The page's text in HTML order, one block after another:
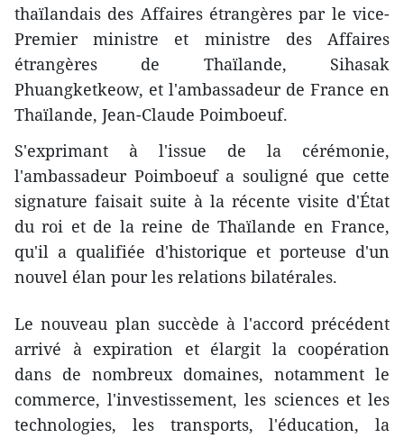
thaïlandais des Affaires étrangères par le vice-
Premier ministre et ministre des Affaires
étrangères de Thaïlande, Sihasak
Phuangketkeow, et l'ambassadeur de France en
Thaïlande, Jean-Claude Poimboeuf.
S'exprimant à l'issue de la cérémonie,
l'ambassadeur Poimboeuf a souligné que cette
signature faisait suite à la récente visite d'État
du roi et de la reine de Thaïlande en France,
qu'il a qualifiée d'historique et porteuse d'un
nouvel élan pour les relations bilatérales.
Le nouveau plan succède à l'accord précédent
arrivé à expiration et élargit la coopération
dans de nombreux domaines, notamment le
commerce, l'investissement, les sciences et les
technologies, les transports, l'éducation, la